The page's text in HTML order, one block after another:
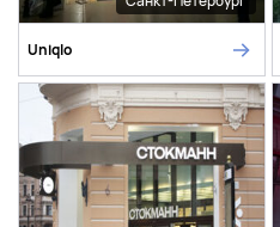
Uniqlo